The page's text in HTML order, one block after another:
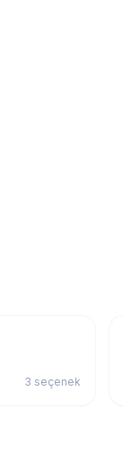
3 seçenek